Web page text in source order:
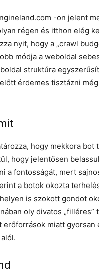
-on jelent
régen és itthon elég
nyit, hogy a „crawl
módja a weboldal
struktúra
érdemes tisztázni
hogy mekkora bot
hogy jelentősen
a fontosságát, mert
a botok okozta
is szokott gondot
oly divatos „filléres”
erőforrások miatt gyorsan